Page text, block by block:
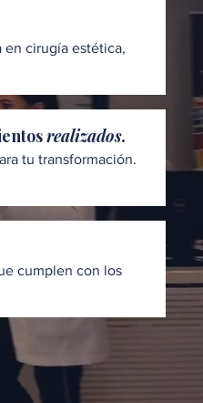
en cirugía estética,
realizados.
tu transformación.
cumplen con los